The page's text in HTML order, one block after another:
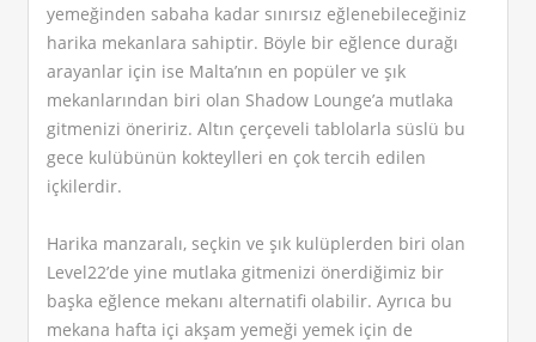
yemeğinden sabaha kadar sınırsız eğlenebileceğiniz
harika mekanlara sahiptir. Böyle bir eğlence durağı
arayanlar için ise Malta’nın en popüler ve şık
mekanlarından biri olan Shadow Lounge’a mutlaka
gitmenizi öneririz. Altın çerçeveli tablolarla süslü bu
gece kulübünün kokteylleri en çok tercih edilen
içkilerdir.
Harika manzaralı, seçkin ve şık kulüplerden biri olan
Level22’de yine mutlaka gitmenizi önerdiğimiz bir
başka eğlence mekanı alternatifi olabilir. Ayrıca bu
mekana hafta içi akşam yemeği yemek için de